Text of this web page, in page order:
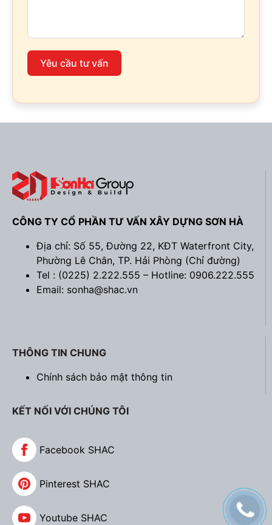
Yêu cầu tư vấn
CÔNG TY CỔ PHẦN TƯ VẤN XÂY DỰNG SƠN HÀ
Địa chỉ: Số 55, Đường 22, KĐT Waterfront City,
Phường Lê Chân, TP. Hải Phòng (Chỉ đường)
Tel : (0225) 2.222.555 – Hotline: 0906.222.555
Email: sonha@shac.vn
THÔNG TIN CHUNG
Chính sách bảo mật thông tin
KẾT NỐI VỚI CHÚNG TÔI
Facebook SHAC
Pinterest SHAC
Youtube SHAC